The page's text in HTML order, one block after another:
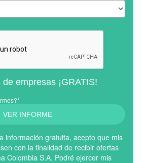
empresas ¡GRATIS!
VER INFORME
información gratuita, acepto que mis
con la finalidad de recibir ofertas
Colombia S.A. Podré ejercer mis